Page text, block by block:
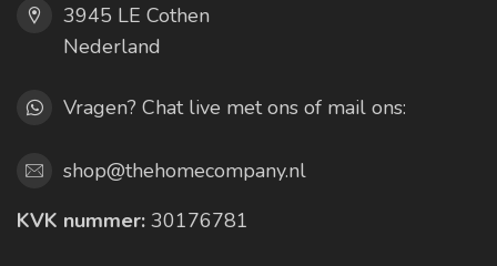
3945 LE Cothen
Nederland
Vragen? Chat live met ons of mail ons:
shop@thehomecompany.nl
KVK nummer: 30176781